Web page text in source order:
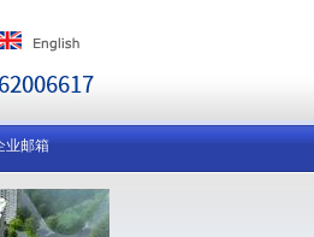
业邮箱